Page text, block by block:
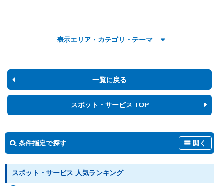
表示エリア・カテゴリ・テーマ
一覧に戻る
スポット・サービス TOP
条件指定で探す 開く
スポット・サービス 人気ランキング